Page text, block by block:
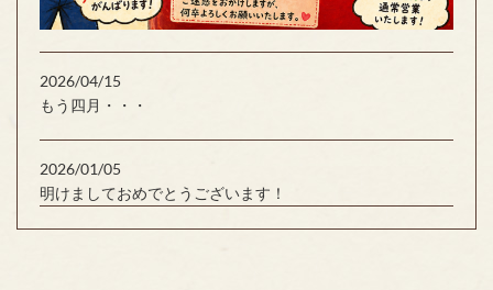
2026/04/15
もう四月・・・
2026/01/05
明けましておめでとうございます！